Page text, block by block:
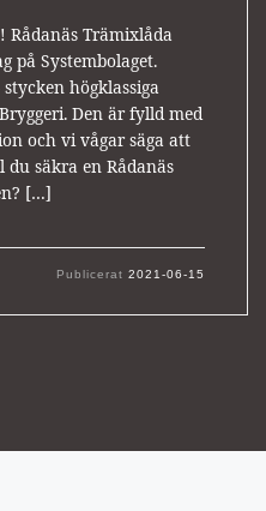
Rådanäs Trämixlåda
på Systembolaget.
högklassiga
Den är fylld med
och vi vågar säga att
säkra en Rådanäs
[…]
Publicerat2021-06-15